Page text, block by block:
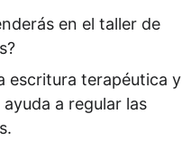
en el taller de
escritura terapéutica y
a regular las